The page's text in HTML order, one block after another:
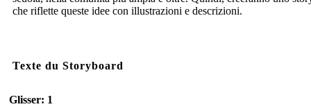
che riflette queste idee con illustrazioni e descrizioni.
Texte du Storyboard
Glisser: 1